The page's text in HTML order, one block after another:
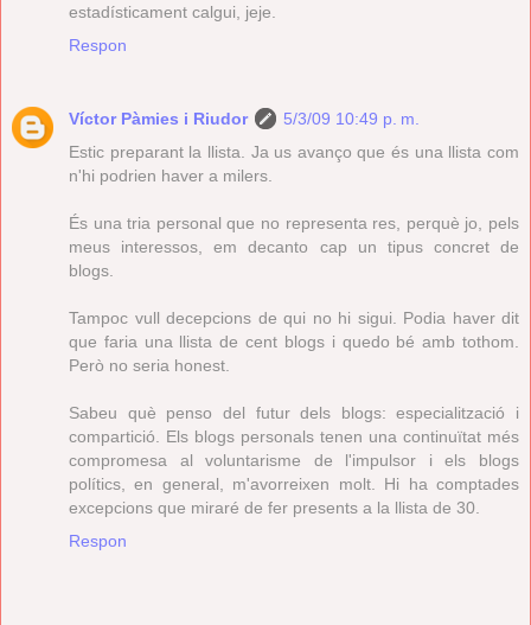
estadísticament calgui, jeje.
Respon
Víctor Pàmies i Riudor
5/3/09 10:49 p. m.
Estic preparant la llista. Ja us avanço que és una llista com
n'hi podrien haver a milers.
És una tria personal que no representa res, perquè jo, pels
meus interessos, em decanto cap un tipus concret de
blogs.
Tampoc vull decepcions de qui no hi sigui. Podia haver dit
que faria una llista de cent blogs i quedo bé amb tothom.
Però no seria honest.
Sabeu què penso del futur dels blogs: especialització i
compartició. Els blogs personals tenen una continuïtat més
compromesa al voluntarisme de l'impulsor i els blogs
polítics, en general, m'avorreixen molt. Hi ha comptades
excepcions que miraré de fer presents a la llista de 30.
Respon